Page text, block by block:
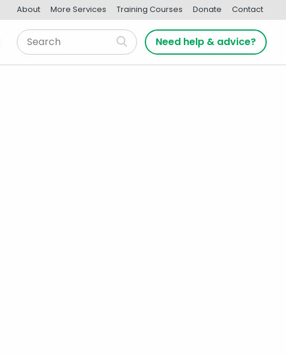
About More Services Training Courses Donate Contact
Need help & advice?